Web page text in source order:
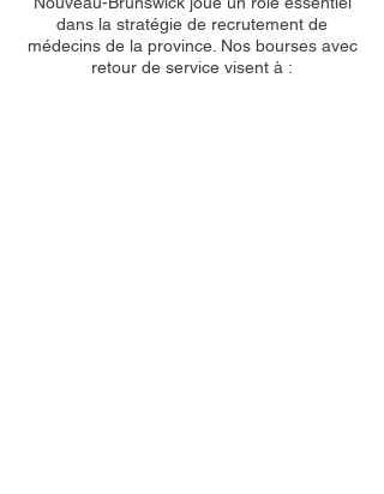
dans la stratégie de recrutement de
médecins de la province. Nos bourses avec
retour de service visent à :